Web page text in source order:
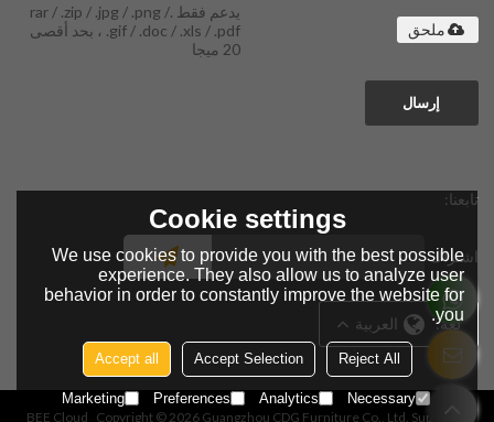
يدعم فقط .rar / .zip / .jpg / .png /
.gif / .doc / .xls / .pdf ، بحد أقصى
20 ميجا
ملحق
إرسال
تابعنا:
اشتراك
لغة: العربية
Copyright © 2026 Guangzhou CDG Furniture Co., Ltd. Support By
BEE Cloud
Cookie settings
We use cookies to provide you with the best possible
experience. They also allow us to analyze user
behavior in order to constantly improve the website for
you.
Reject All
Accept Selection
Accept all
Necessary
Analytics
Preferences
Marketing